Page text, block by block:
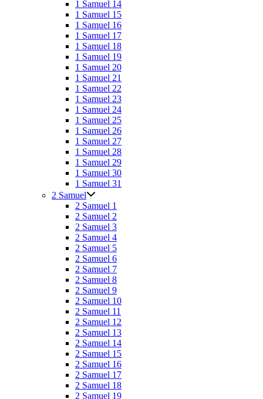
1 Samuel 14
1 Samuel 15
1 Samuel 16
1 Samuel 17
1 Samuel 18
1 Samuel 19
1 Samuel 20
1 Samuel 21
1 Samuel 22
1 Samuel 23
1 Samuel 24
1 Samuel 25
1 Samuel 26
1 Samuel 27
1 Samuel 28
1 Samuel 29
1 Samuel 30
1 Samuel 31
2 Samuel
2 Samuel 1
2 Samuel 2
2 Samuel 3
2 Samuel 4
2 Samuel 5
2 Samuel 6
2 Samuel 7
2 Samuel 8
2 Samuel 9
2 Samuel 10
2 Samuel 11
2 Samuel 12
2 Samuel 13
2 Samuel 14
2 Samuel 15
2 Samuel 16
2 Samuel 17
2 Samuel 18
2 Samuel 19